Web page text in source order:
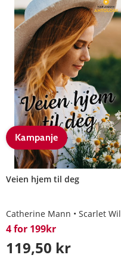
Kampanje
Veien hjem til deg
Catherine Mann Scarlet Wilson
4 for 199kr
119,50 kr